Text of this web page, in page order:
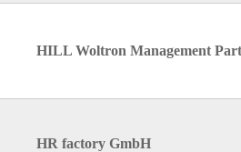
HILL Woltron Management
HR factory GmbH